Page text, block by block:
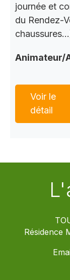
journée et
du Rendez-
Animateur/
Voir le
détail
Résidence